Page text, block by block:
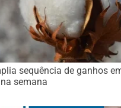
sequência de ganhos
semana